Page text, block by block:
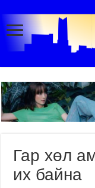
Гар хөл
их байна